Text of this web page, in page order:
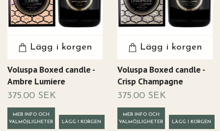
Lägg i korgen
Voluspa Boxed candle -
Ambre Lumiere
375.00 SEK
MER INFO OCH
VALMÖJLIGHETER
Lägg i korgen
Voluspa Boxed candle -
Crisp Champagne
375.00 SEK
MER INFO OCH
VALMÖJLIGHETER